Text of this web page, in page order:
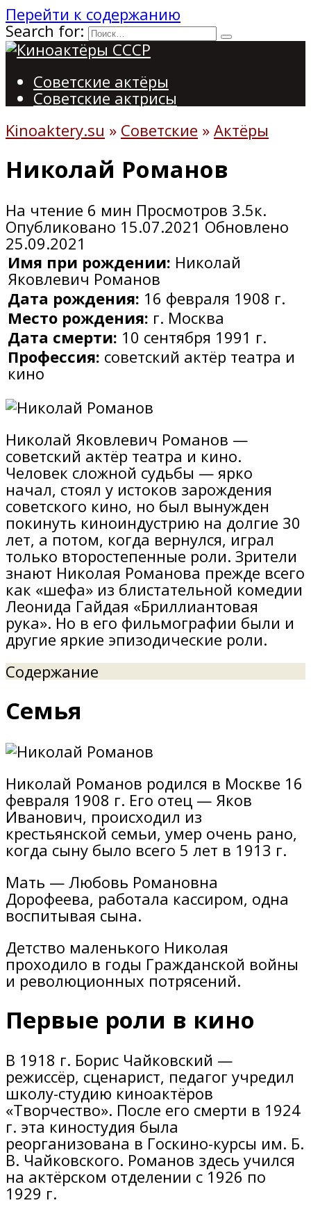
Перейти к содержанию
Search for:
Советские актёры
Советские актрисы
Kinoaktery.su » Советские » Актёры
Николай Романов
На чтение 6 мин Просмотров 3.5к.
Опубликовано 15.07.2021 Обновлено
25.09.2021
Имя при рождении: Николай
Яковлевич Романов
Дата рождения: 16 февраля 1908 г.
Место рождения: г. Москва
Дата смерти: 10 сентября 1991 г.
Профессия: советский актёр театра и
кино
Николай Яковлевич Романов —
советский актёр театра и кино.
Человек сложной судьбы — ярко
начал, стоял у истоков зарождения
советского кино, но был вынужден
покинуть киноиндустрию на долгие 30
лет, а потом, когда вернулся, играл
только второстепенные роли. Зрители
знают Николая Романова прежде всего
как «шефа» из блистательной комедии
Леонида Гайдая «Бриллиантовая
рука». Но в его фильмографии были и
другие яркие эпизодические роли.
Содержание
Семья
Николай Романов родился в Москве 16
февраля 1908 г. Его отец — Яков
Иванович, происходил из
крестьянской семьи, умер очень рано,
когда сыну было всего 5 лет в 1913 г.
Мать — Любовь Романовна
Дорофеева, работала кассиром, одна
воспитывая сына.
Детство маленького Николая
проходило в годы Гражданской войны
и революционных потрясений.
Первые роли в кино
В 1918 г. Борис Чайковский —
режиссёр, сценарист, педагог учредил
школу-студию киноактёров
«Творчество». После его смерти в 1924
г. эта киностудия была
реорганизована в Госкино-курсы им. Б.
В. Чайковского. Романов здесь учился
на актёрском отделении с 1926 по
1929 г.